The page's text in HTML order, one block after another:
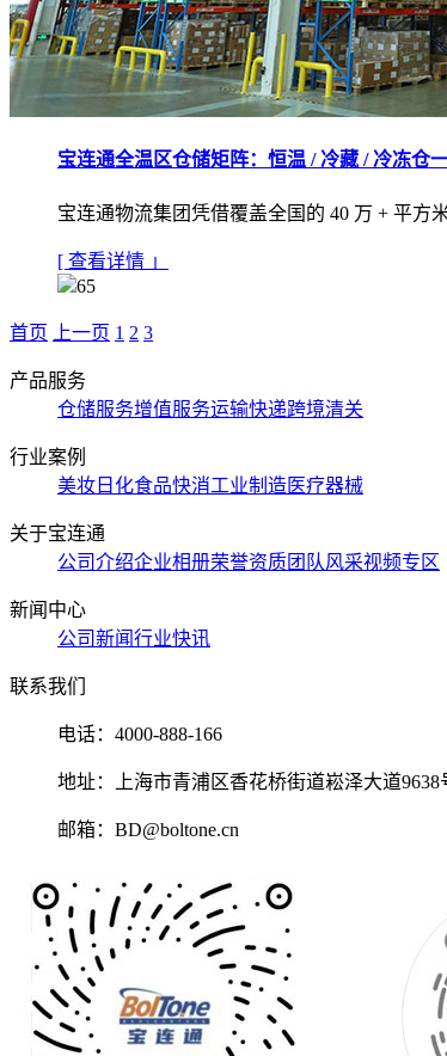
宝连通全温区仓储矩阵：恒温 / 冷藏 / 冷冻仓
宝连通物流集团凭借覆盖全国的 40 万 + 平方
[ 查看详情 」
65
首页 上一页 1 2 3
产品服务
仓储服务增值服务运输快递跨境清关
行业案例
美妆日化食品快消工业制造医疗器械
关于宝连通
公司介绍企业相册荣誉资质团队风采视频专区
新闻中心
公司新闻行业快讯
联系我们
电话： 4000-888-166
地址： 上海市青浦区香花桥街道崧泽大道9638
邮箱： BD@boltone.cn